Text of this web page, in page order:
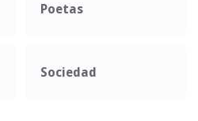
Poetas
Sociedad